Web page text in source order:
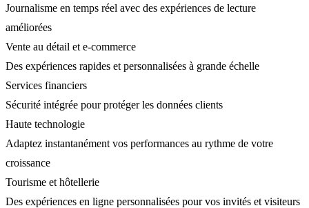
Journalisme en temps réel avec des expériences de lecture
améliorées
Vente au détail et e-commerce
Des expériences rapides et personnalisées à grande échelle
Services financiers
Sécurité intégrée pour protéger les données clients
Haute technologie
Adaptez instantanément vos performances au rythme de votre
croissance
Tourisme et hôtellerie
Des expériences en ligne personnalisées pour vos invités et visiteurs